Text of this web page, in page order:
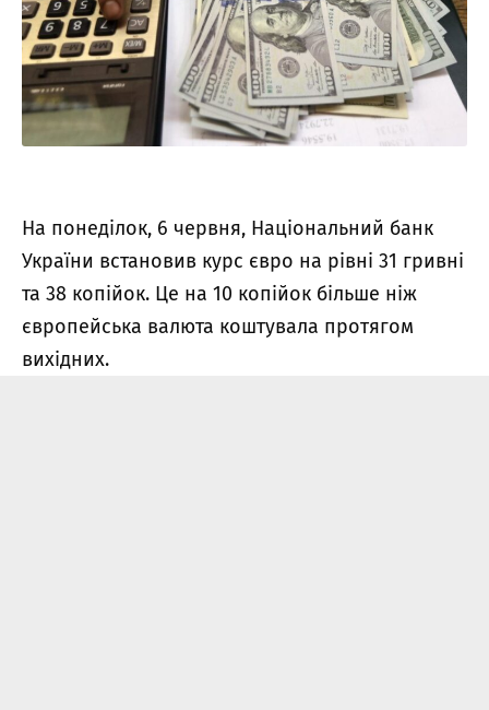
На понеділок, 6 червня, Національний банк
України встановив курс євро на рівні 31 гривні
та 38 копійок. Це на 10 копійок більше ніж
європейська валюта коштувала протягом
вихідних.